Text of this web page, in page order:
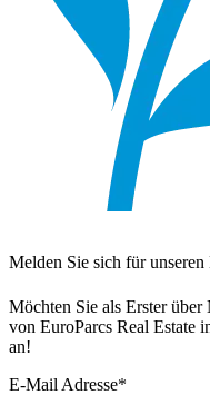
Melden Sie sich für unseren
Möchten Sie als Erster
von EuroParcs Real Estate
an!
E-Mail Adresse*